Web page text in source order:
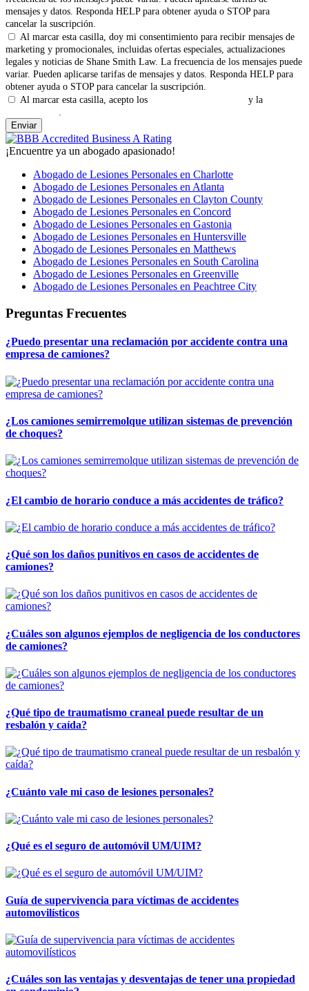
mensajes y datos. Responda HELP para obtener ayuda o STOP para
cancelar la suscripción.
Al marcar esta casilla, doy mi consentimiento para recibir mensajes de
marketing y promocionales, incluidas ofertas especiales, actualizaciones
legales y noticias de Shane Smith Law. La frecuencia de los mensajes puede
variar. Pueden aplicarse tarifas de mensajes y datos. Responda HELP para
obtener ayuda o STOP para cancelar la suscripción.
Al marcar esta casilla, acepto los
y la
.
¡Encuentre ya un abogado apasionado!
Abogado de Lesiones Personales en Charlotte
Abogado de Lesiones Personales en Atlanta
Abogado de Lesiones Personales en Clayton County
Abogado de Lesiones Personales en Concord
Abogado de Lesiones Personales en Gastonia
Abogado de Lesiones Personales en Huntersville
Abogado de Lesiones Personales en Matthews
Abogado de Lesiones Personales en South Carolina
Abogado de Lesiones Personales en Greenville
Abogado de Lesiones Personales en Peachtree City
Preguntas Frecuentes
¿Puedo presentar una reclamación por accidente contra una
empresa de camiones?
¿Los camiones semirremolque utilizan sistemas de prevención
de choques?
¿El cambio de horario conduce a más accidentes de tráfico?
¿Qué son los daños punitivos en casos de accidentes de
camiones?
¿Cuáles son algunos ejemplos de negligencia de los conductores
de camiones?
¿Qué tipo de traumatismo craneal puede resultar de un
resbalón y caída?
¿Cuánto vale mi caso de lesiones personales?
¿Qué es el seguro de automóvil UM/UIM?
Guía de supervivencia para víctimas de accidentes
automovilísticos
¿Cuáles son las ventajas y desventajas de tener una propiedad